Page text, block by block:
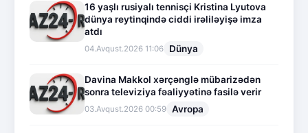
16 yaşlı rusiyalı tennisçi Kristina Lyutova
dünya reytinqində ciddi irəliləyişə imza
atdı
04.Avqust.2026 11:06 Dünya
Davina Makkol xərçənglə mübarizədən
sonra televiziya fəaliyyətinə fasilə verir
03.Avqust.2026 00:59 Avropa